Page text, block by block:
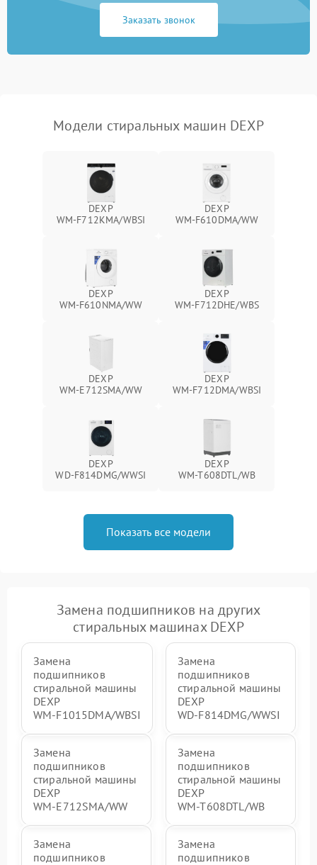
Заказать звонок
Модели стиральных машин DEXP
DEXP
WM‑F712KMA/WBSI
DEXP
WM‑F610DMA/WW
DEXP
WM‑F610NMA/WW
DEXP
WM‑F712DHE/WBS
DEXP
WM‑E712SMA/WW
DEXP
WM‑F712DMA/WBSI
DEXP
WD‑F814DMG/WWSI
DEXP
WM‑T608DTL/WB
Показать все модели
Замена подшипников на других
стиральных машинах DEXP
Замена
подшипников
стиральной машины
DEXP
WM‑F1015DMA/WBSI
Замена
подшипников
стиральной машины
DEXP
WD‑F814DMG/WWSI
Замена
подшипников
стиральной машины
DEXP
WM‑E712SMA/WW
Замена
подшипников
стиральной машины
DEXP
WM‑T608DTL/WB
Замена
подшипников
Замена
подшипников